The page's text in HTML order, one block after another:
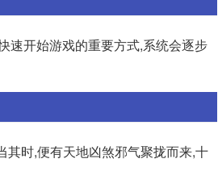
速开始游戏的重要方式,系统会逐步
其时,便有天地凶煞邪气聚拢而来,十